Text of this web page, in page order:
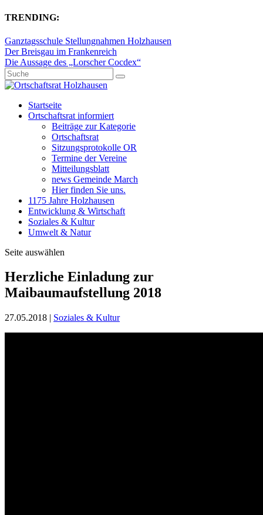
TRENDING:
Ganztagsschule Stellungnahmen Holzhausen
Der Breisgau im Frankenreich
Die Aussage des „Lorscher Cocdex“
Startseite
Ortschaftsrat informiert
Beiträge zur Kategorie
Ortschaftsrat
Sitzungsprotokolle OR
Termine der Vereine
Mitteilungsblatt
news Gemeinde March
Hier finden Sie uns.
1175 Jahre Holzhausen
Entwicklung & Wirtschaft
Soziales & Kultur
Umwelt & Natur
Seite auswählen
Herzliche Einladung zur
Maibaumaufstellung 2018
27.05.2018 | Soziales & Kultur